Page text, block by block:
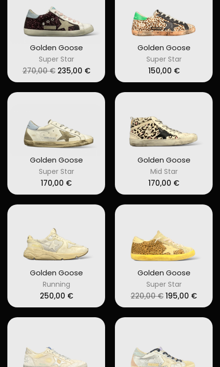
Golden Goose
Super Star
270,00€ Original
270,00 €.
235,00 €Current
price
235,00 €.
Golden Goose
Super Star
150,00 €
Golden Goose
Super Star
170,00 €
Golden Goose
Mid Star
170,00 €
Golden Goose
Running
250,00 €
Golden Goose
Super Star
220,00€Original
price
was:
220,00 €.
195,00 €
price
is: